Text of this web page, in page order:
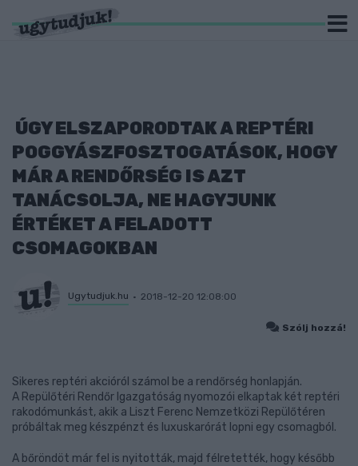
ÚGY ELSZAPORODTAK A REPTÉRI
POGGYÁSZFOSZTOGATÁSOK, HOGY
MÁR A RENDŐRSÉG IS AZT
TANÁCSOLJA, NE HAGYJUNK
ÉRTÉKET A FELADOTT
CSOMAGOKBAN
Ugytudjuk.hu 2018-12-20 12:08:00
Szólj hozzá!
Sikeres reptéri akcióról számol be a rendőrség honlapján.
A Repülőtéri Rendőr Igazgatóság nyomozói elkaptak két reptéri
rakodómunkást, akik a Liszt Ferenc Nemzetközi Repülőtéren
próbáltak meg készpénzt és luxuskarórát lopni egy csomagból.
A bőröndöt már fel is nyitották, majd félretették, hogy később